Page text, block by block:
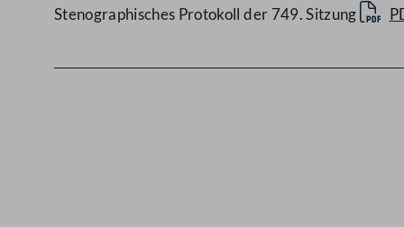
Stenographisches Protokoll der 749. Sitzung